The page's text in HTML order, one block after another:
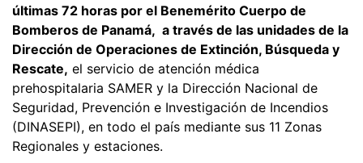
últimas 72 horas por el Benemérito Cuerpo de
Bomberos de Panamá, a través de las unidades de la
Dirección de Operaciones de Extinción, Búsqueda y
Rescate, el servicio de atención médica
prehospitalaria SAMER y la Dirección Nacional de
Seguridad, Prevención e Investigación de Incendios
(DINASEPI), en todo el país mediante sus 11 Zonas
Regionales y estaciones.